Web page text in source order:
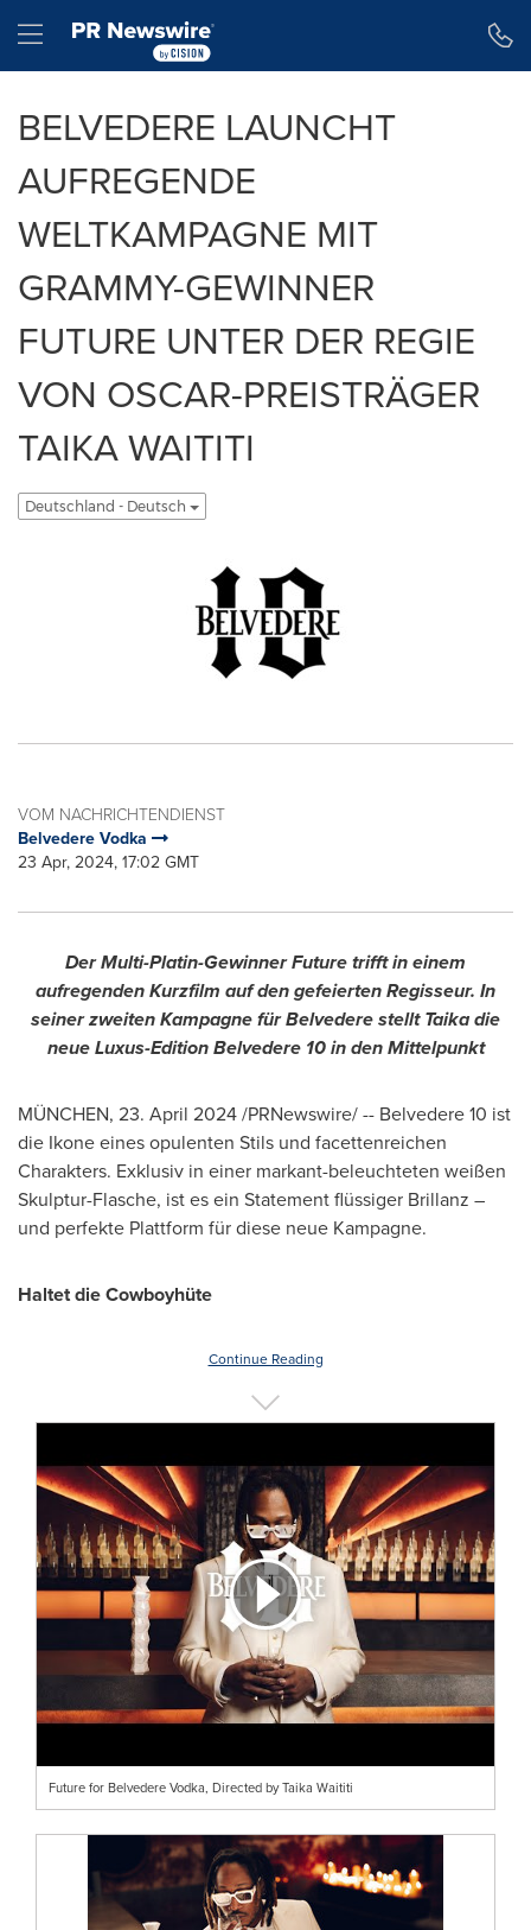
Hamburger menu
BELVEDERE LAUNCHT
AUFREGENDE
WELTKAMPAGNE MIT
GRAMMY-GEWINNER
FUTURE UNTER DER REGIE
VON OSCAR-PREISTRÄGER
TAIKA WAITITI
Deutschland - Deutsch
VOM NACHRICHTENDIENST
Belvedere Vodka
23 Apr, 2024, 17:02 GMT
Der Multi-Platin-Gewinner Future trifft in einem
aufregenden Kurzfilm auf den gefeierten Regisseur. In
seinerzweiten Kampagne für Belvedere stellt Taika die
neue Luxus-Edition Belvedere 10 in den Mittelpunkt
MÜNCHEN, 23. April 2024/PRNewswire/ -- Belvedere 10 ist
die Ikone eines opulenten Stils und facettenreichen
Charakters. Exklusiv in einer markant-beleuchteten weißen
Skulptur-Flasche, ist es ein Statement flüssiger Brillanz –
und perfekte Plattform für diese neue Kampagne.
Haltet die Cowboyhüte
Continue Reading
Future for Belvedere Vodka, Directed by Taika Waititi